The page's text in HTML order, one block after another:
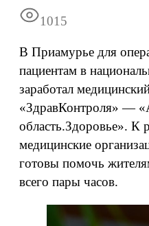
1015
В Приамурье для
пациентам в
заработал
«ЗдравКонтроля» —
область.Здоровье». К
медицинские
готовы помочь
всего пары часов.